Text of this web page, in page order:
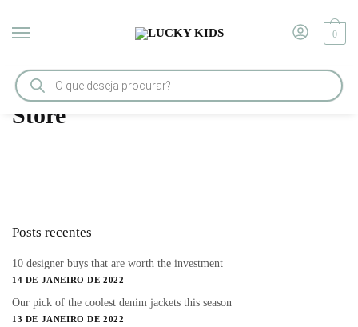
0
Início / Store
Store
Posts recentes
10 designer buys that are worth the investment
14 DE JANEIRO DE 2022
Our pick of the coolest denim jackets this season
13 DE JANEIRO DE 2022